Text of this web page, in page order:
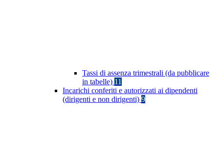
Tassi di assenza trimestrali (da pubblicare
in tabelle) 11
Incarichi conferiti e autorizzati ai dipendenti
(dirigenti e non dirigenti) 9